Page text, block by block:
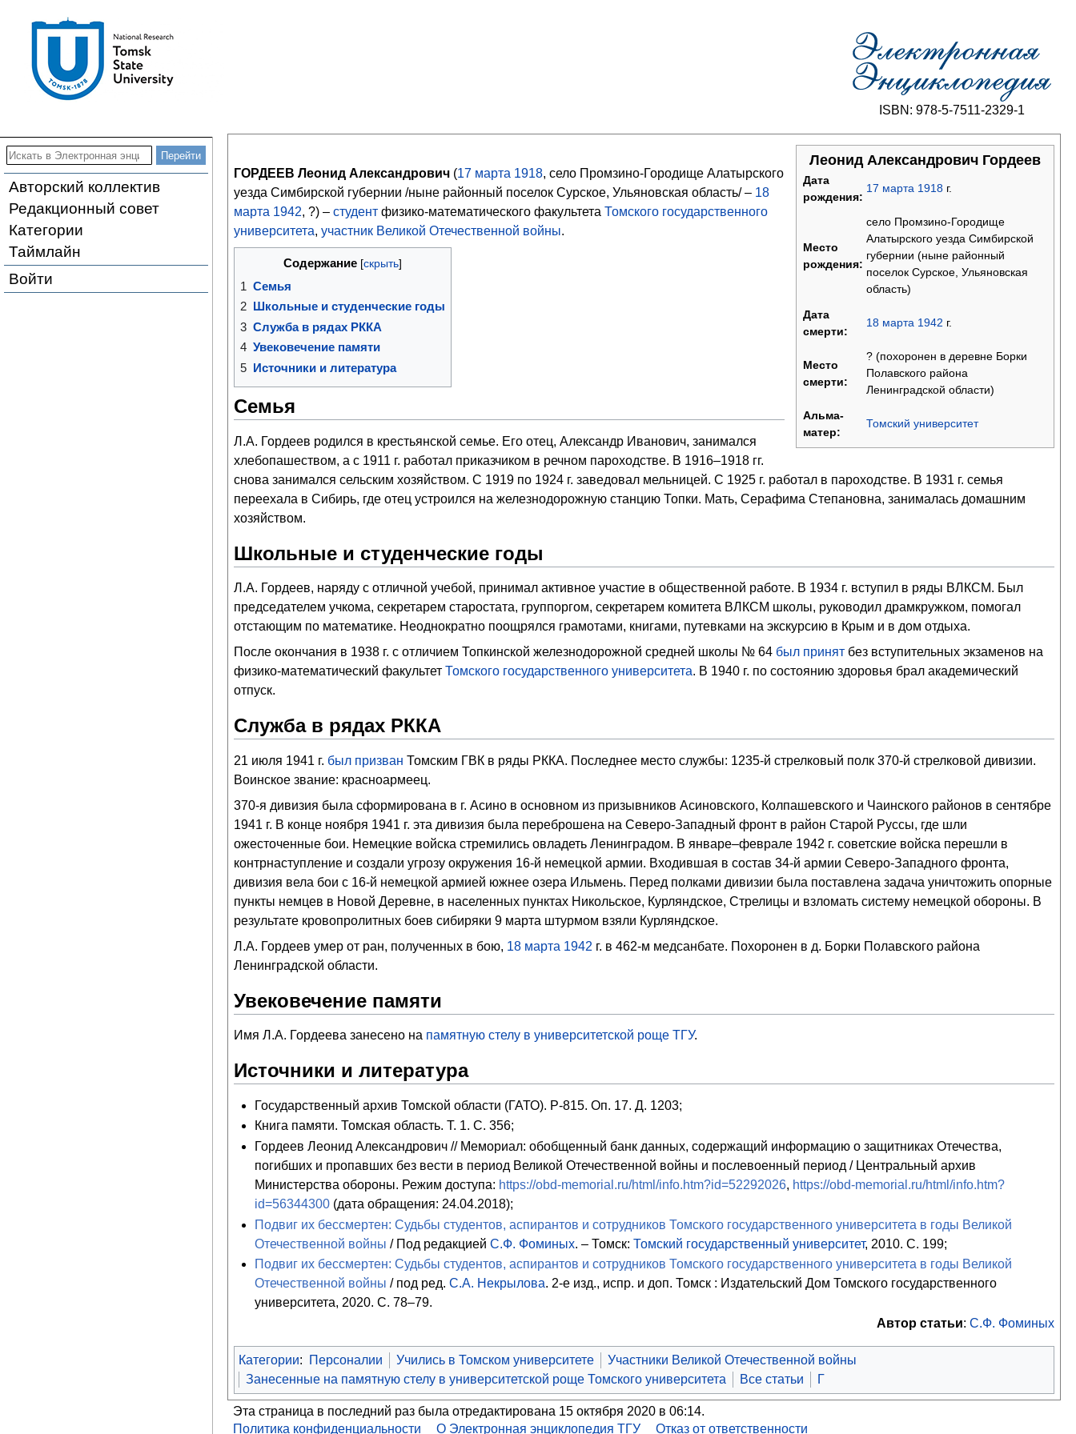
ISBN: 978-5-7511-2329-1
Авторский коллектив
Редакционный совет
Категории
Таймлайн
Войти
Леонид Александрович Гордеев
Дата
рождения:
17 марта 1918 г.
Место
рождения:
село Промзино-Городище
Алатырского уезда Симбирской
губернии (ныне районный
поселок Сурское, Ульяновская
область)
Дата
смерти:
18 марта 1942 г.
Место
смерти:
? (похоронен в деревне Борки
Полавского района
Ленинградской области)
Альма-
матер:
Томский университет
ГОРДЕЕВ Леонид Александрович(17 марта 1918, село Промзино-Городище Алатырского
уезда Симбирской губернии /ныне районный поселок Сурское, Ульяновская область/ – 18
марта 1942, ?) – студентфизико-математического факультета Томского государственного
университета, участник Великой Отечественной войны.
Содержание
1 Семья
2
Школьные и студенческие годы
3 Служба в рядах РККА
4 Увековечение памяти
5 Источники и литература
Семья
Л.А. Гордеев родился в крестьянской семье. Его отец, Александр Иванович, занимался
хлебопашеством, а с 1911 г. работал приказчиком в речном пароходстве. В 1916–1918 гг.
снова занимался сельским хозяйством. С 1919 по 1924 г. заведовал мельницей. С 1925 г. работал в пароходстве. В 1931 г. семья
переехала в Сибирь, где отец устроился на железнодорожную станцию Топки. Мать, Серафима Степановна, занималась домашним
хозяйством.
Школьные и студенческие годы
Л.А. Гордеев, наряду с отличной учебой, принимал активное участие в общественной работе. В 1934 г. вступил в ряды ВЛКСМ. Был
председателем учкома, секретарем старостата, группоргом, секретарем комитета ВЛКСМ школы, руководил драмкружком, помогал
отстающим по математике. Неоднократно поощрялся грамотами, книгами, путевками на экскурсию в Крым и в дом отдыха.
После окончания в 1938 г. с отличием Топкинской железнодорожной средней школы № 64 был принятбез вступительных экзаменов на
физико-математический факультет Томского государственного университета. В 1940 г. по состоянию здоровья брал академический
отпуск.
Служба в рядах РККА
21 июля 1941 г. был призван Томским ГВК в ряды РККА. Последнее место службы: 1235-й стрелковый полк 370-й стрелковой дивизии.
Воинское звание: красноармеец.
370-я дивизия была сформирована в г. Асино в основном из призывников Асиновского, Колпашевского и Чаинского районов в сентябре
1941 г. В конце ноября 1941 г. эта дивизия была переброшена на Северо-Западный фронт в район Старой Руссы, где шли
ожесточенные бои. Немецкие войска стремились овладеть Ленинградом. В январе–феврале 1942 г. советские войска перешли в
контрнаступление и создали угрозу окружения 16-й немецкой армии. Входившая в состав 34-й армии Северо-Западного фронта,
дивизия вела бои с 16-й немецкой армией южнее озера Ильмень. Перед полками дивизии была поставлена задача уничтожить опорные
пункты немцев в Новой Деревне, в населенных пунктах Никольское, Курляндское, Стрелицы и взломать систему немецкой обороны. В
результате кровопролитных боев сибиряки 9 марта штурмом взяли Курляндское.
Л.А. Гордеев умер от ран, полученных в бою, 18 марта 1942 г. в 462-м медсанбате. Похоронен в д. Борки Полавского района
Ленинградской области.
Увековечение памяти
Имя Л.А. Гордеева занесено на памятную стелу в университетской роще ТГУ.
Источники и литература
Государственный архив Томской области (ГАТО). Р-815. Оп. 17. Д. 1203;
Книга памяти. Томская область. Т. 1. С. 356;
Гордеев Леонид Александрович // Мемориал: обобщенный банк данных, содержащий информацию о защитниках Отечества,
погибших и пропавших без вести в период Великой Отечественной войны и послевоенный период / Центральный архив
Министерства обороны. Режим доступа: https://obd-memorial.ru/html/info.htm?id=52292026, https://obd-memorial.ru/html/info.htm?
id=56344300(дата обращения: 24.04.2018);
Подвиг их бессмертен: Судьбы студентов, аспирантов и сотрудников Томского государственного университета в годы Великой
Отечественной войны / Под редакцией С.Ф. Фоминых. – Томск: Томский государственный университет, 2010. С. 199;
Подвиг их бессмертен: Судьбы студентов, аспирантов и сотрудников Томского государственного университета в годы Великой
Отечественной войны / под ред. С.А. Некрылова. 2-е изд., испр. и доп. Томск : Издательский Дом Томского государственного
университета, 2020. C. 78–79.
Автор статьи:С.Ф. Фоминых
Категории: Персоналии Учились в Томском университете
Участники Великой Отечественной войны
Занесенные на памятную стелу в университетской роще Томского университета
Все статьи Г
Эта страница в последний раз была отредактирована 15 октября 2020 в 06:14.
Политика конфиденциальности
О Электронная энциклопедия ТГУ Отказ от ответственности